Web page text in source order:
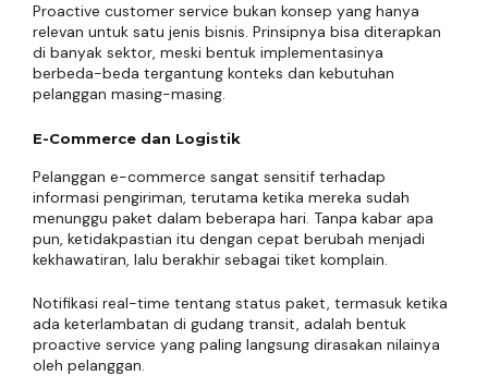
Proactive customer service bukan konsep yang hanya
relevan untuk satu jenis bisnis. Prinsipnya bisa diterapkan
di banyak sektor, meski bentuk implementasinya
berbeda-beda tergantung konteks dan kebutuhan
pelanggan masing-masing.
E-Commerce dan Logistik
Pelanggan e-commerce sangat sensitif terhadap
informasi pengiriman, terutama ketika mereka sudah
menunggu paket dalam beberapa hari. Tanpa kabar apa
pun, ketidakpastian itu dengan cepat berubah menjadi
kekhawatiran, lalu berakhir sebagai tiket komplain.
Notifikasi real-time tentang status paket, termasuk ketika
ada keterlambatan di gudang transit, adalah bentuk
proactive service yang paling langsung dirasakan nilainya
oleh pelanggan.